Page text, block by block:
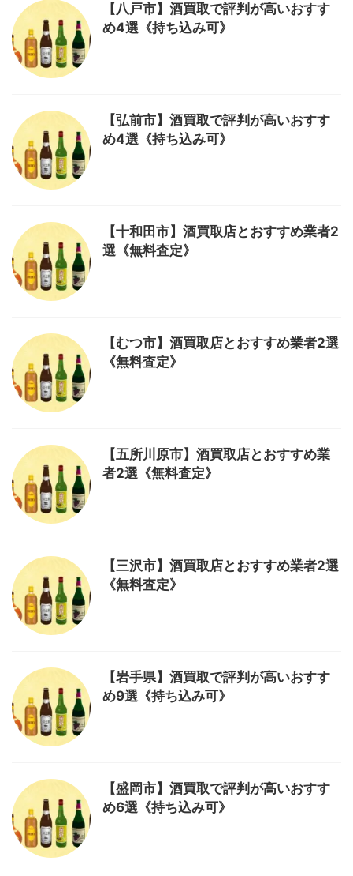
【八戸市】酒買取で評判が高いおすす
め4選《持ち込み可》
【弘前市】酒買取で評判が高いおすす
め4選《持ち込み可》
【十和田市】酒買取店とおすすめ業者2
選《無料査定》
【むつ市】酒買取店とおすすめ業者2選
《無料査定》
【五所川原市】酒買取店とおすすめ業
者2選《無料査定》
【三沢市】酒買取店とおすすめ業者2選
《無料査定》
【岩手県】酒買取で評判が高いおすす
め9選《持ち込み可》
【盛岡市】酒買取で評判が高いおすす
め6選《持ち込み可》